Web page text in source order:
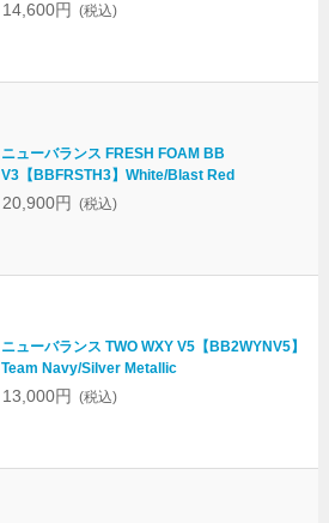
14,600円 (税込)
ニューバランス FRESH FOAM BB
V3【BBFRSTH3】White/Blast Red
20,900円 (税込)
ニューバランス TWO WXY V5【BB2WYNV5】
Team Navy/Silver Metallic
13,000円 (税込)